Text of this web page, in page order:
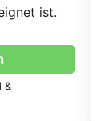
ist.
&